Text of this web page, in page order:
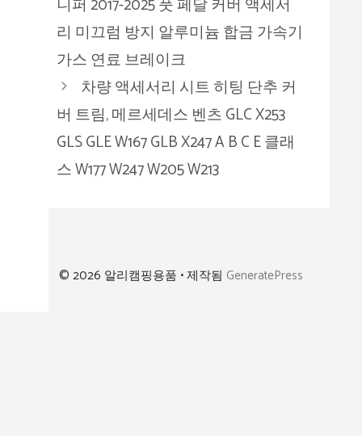
리
니퍼 2017-2025 풋 페달 커버 액세서
리 미끄럼 방지 알루미늄 합금 가속기
가스 연료 브레이크
차량 액세서리 시트 히팅 단추 커
버 트림, 메르세데스 벤츠 GLC X253
GLS GLE W167 GLB X247 A B C E 클래
스 W177 W247 W205 W213
© 2026 알리캠핑용품 • 제작됨 GeneratePress